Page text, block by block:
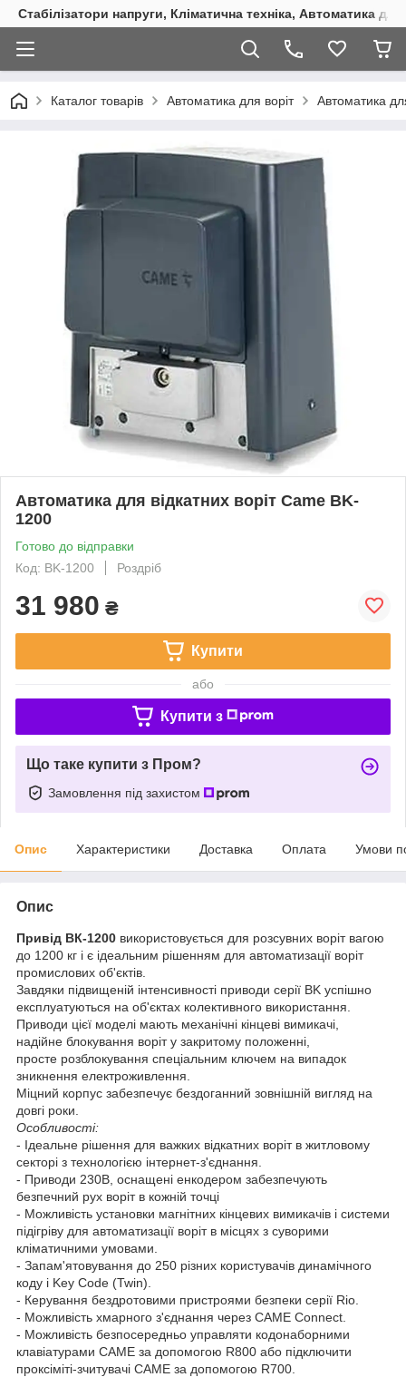
Стабілізатори напруги, Кліматична техніка, Автоматика
Каталог товарів Автоматика для воріт Автоматика
Автоматика для відкатних воріт Came BK-
1200
Готово до відправки
Код: BK-1200
Роздріб
31 980 ₴
Купити
або
Купити з
Що таке купити з Пром?
Замовлення під захистом
Опис Характеристики Доставка Оплата Умови
Опис
Привід ВК-1200 використовується для розсувних воріт вагою
до 1200 кг і є ідеальним рішенням для автоматизації воріт
промислових об'єктів.
Завдяки підвищеній інтенсивності приводи серії BK успішно
експлуатуються на об'єктах колективного використання.
Приводи цієї моделі мають механічні кінцеві вимикачі,
надійне блокування воріт у закритому положенні,
просте розблокування спеціальним ключем на випадок
зникнення електроживлення.
Міцний корпус забезпечує бездоганний зовнішній вигляд на
довгі роки.
Особливості:
- Ідеальне рішення для важких відкатних воріт в житловому
секторі з технологією інтернет-з'єднання.
- Приводи 230В, оснащені енкодером забезпечують
безпечний рух воріт в кожній точці
- Можливість установки магнітних кінцевих вимикачів і системи
підігріву для автоматизації воріт в місцях з суворими
кліматичними умовами.
- Запам'ятовування до 250 різних користувачів динамічного
коду і Key Code (Twin).
- Керування бездротовими пристроями безпеки серії Rio.
- Можливість хмарного з'єднання через CAME Connect.
- Можливість безпосередньо управляти кодонаборними
клавіатурами CAME за допомогою R800 або підключити
проксіміті-зчитувачі CAME за допомогою R700.